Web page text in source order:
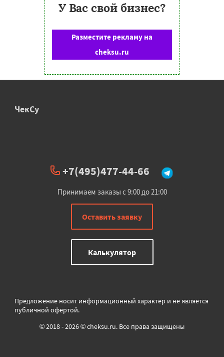
У Вас свой бизнес?
Разместите рекламу на
cheksu.ru
ЧекСу
+7(495)477-44-66
Принимаем заказы с 9:00 до 21:00
Оставить заявку
Калькулятор
Предложение носит информационный характер и не является
публичной офертой.
© 2018 - 2026 © cheksu.ru. Все права защищены